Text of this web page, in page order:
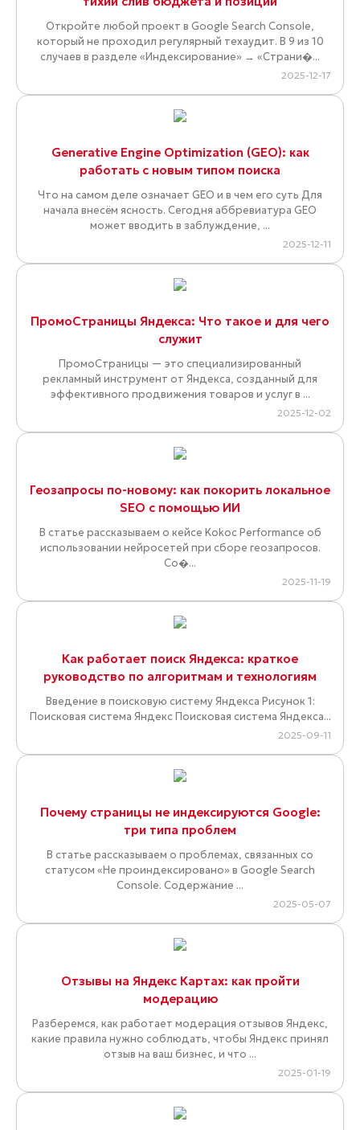
Откройте любой проект в Google Search Console,
который не проходил регулярный техаудит. В 9 из 10
случаев в разделе «Индексирование» → «Страни�...
2025-12-17
Generative Engine Optimization (GEO): как
работать с новым типом поиска
Что на самом деле означает GEO и в чем его суть Для
начала внесём ясность. Сегодня аббревиатура GEO
может вводить в заблуждение, ...
2025-12-11
ПромоСтраницы Яндекса: Что такое и для чего
служит
ПромоСтраницы — это специализированный
рекламный инструмент от Яндекса, созданный для
эффективного продвижения товаров и услуг в ...
2025-12-02
Геозапросы по-новому: как покорить локальное
SEO с помощью ИИ
В статье рассказываем о кейсе Kokoc Performance об
использовании нейросетей при сборе геозапросов.
Со�...
2025-11-19
Как работает поиск Яндекса: краткое
руководство по алгоритмам и технологиям
Введение в поисковую систему Яндекса Рисунок 1:
Поисковая система Яндекс Поисковая система Яндекса...
2025-09-11
Почему страницы не индексируются Google:
три типа проблем
В статье рассказываем о проблемах, связанных со
статусом «Не проиндексировано» в Google Search
Console. Содержание ...
2025-05-07
Отзывы на Яндекс Картах: как пройти
модерацию
Разберемся, как работает модерация отзывов Яндекс,
какие правила нужно соблюдать, чтобы Яндекс принял
отзыв на ваш бизнес, и что ...
2025-01-19